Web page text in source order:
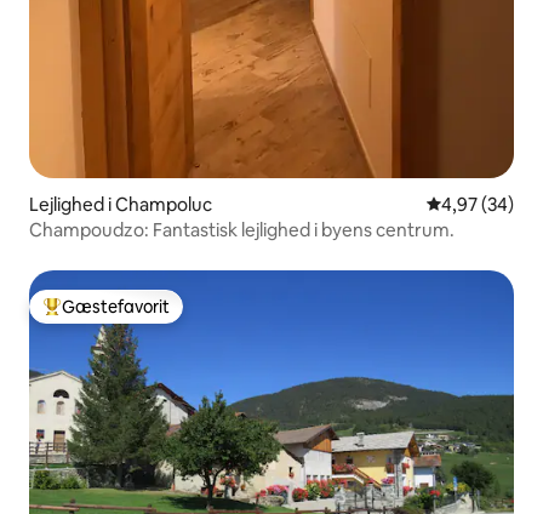
Lejlighed i Champoluc 4,97 ud af 5 i
4,97 (34)
Champoudzo: Fantastisk lejlighed i byens centrum.
Bedste gæstefavorit
Gæstefavorit